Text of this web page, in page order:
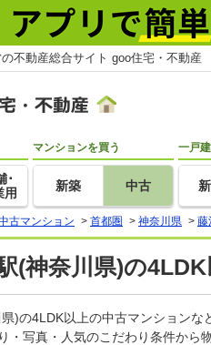
不動産総合サイト goo住宅・不動産
･
用
マンションを買う
新築 中古
一戸
古マンション > 首都圏 > 神奈川県 > 藤
(神奈川県)の
)の4LDK以上の中古マンション
・写真・人気のこだわり条件から